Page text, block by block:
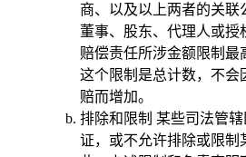
商、以及以上两者的关联
董事、股东、代理人或授
赔偿责任所涉金额限制最
这个限制是总计数，不会
赔而增加。
排除和限制 某些司法管
证，或不允许排除或限制